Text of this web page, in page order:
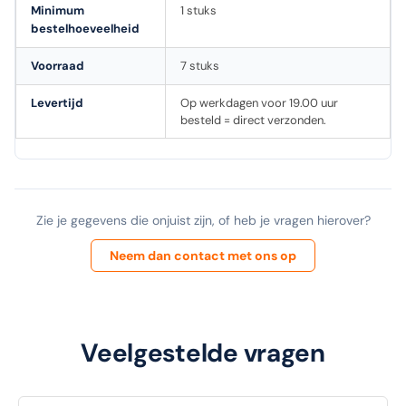
Minimum
bestelhoeveelheid
1 stuks
Voorraad 7 stuks
Levertijd
Op werkdagen voor 19.00 uur
besteld = direct verzonden.
Zie je gegevens die onjuist zijn, of heb je vragen hierover?
Neem dan contact met ons op
Veelgestelde vragen